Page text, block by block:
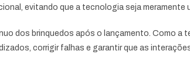
evitando que a tecnologia seja meramente
dos brinquedos após o lançamento. Como a
corrigir falhas e garantir que as